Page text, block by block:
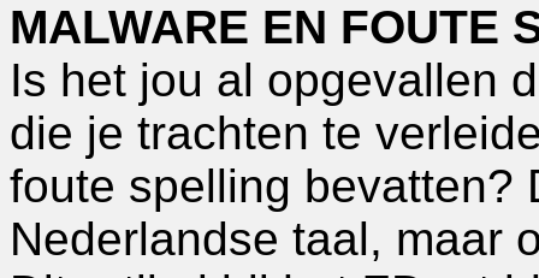
MALWARE EN FOUTE
Is het jou al opgevallen
die je trachten te
foute spelling bevatten?
Nederlandse taal, maar